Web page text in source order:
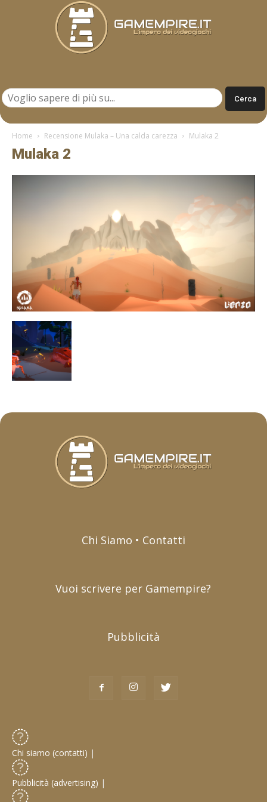
Home Recensione Mulaka – Una calda carezza Mulaka 2
Mulaka 2
Chi Siamo • Contatti
Vuoi scrivere per Gamempire?
Pubblicità
Chi siamo (contatti) |
Pubblicità (advertising) |